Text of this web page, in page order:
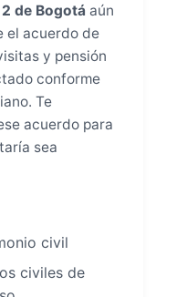
de Bogotá aún
el acuerdo de
y pensión
conforme
Te
acuerdo para
sea
civil
civiles de